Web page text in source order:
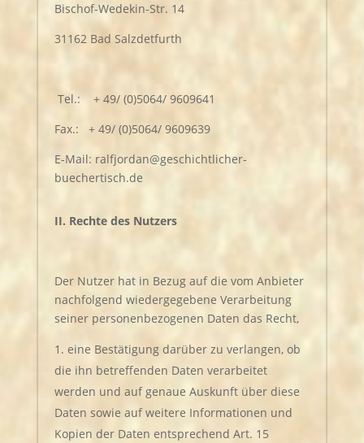
Bischof-Wedekin-Str. 14
31162 Bad Salzdetfurth
Tel.: + 49/ (0)5064/ 9609641
Fax.: + 49/ (0)5064/ 9609639
E-Mail: ralfjordan@geschichtlicher-
buechertisch.de
II. Rechte des Nutzers
Der Nutzer hat in Bezug auf die vom Anbieter
nachfolgend wiedergegebene Verarbeitung
seiner personenbezogenen Daten das Recht,
eine Bestätigung darüber zu verlangen, ob
die ihn betreffenden Daten verarbeitet
werden und auf genaue Auskunft über diese
Daten sowie auf weitere Informationen und
Kopien der Daten entsprechend Art. 15